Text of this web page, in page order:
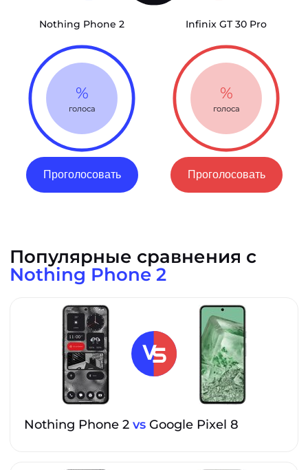
Nothing Phone 2
%
голоса
Проголосовать
Infinix GT 30 Pro
%
голоса
Проголосовать
Популярные сравнения с
Nothing Phone 2
Nothing Phone 2 vs Google Pixel 8